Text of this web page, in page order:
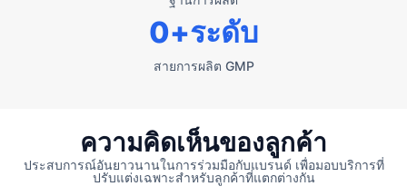
สายการผลิต GMP
0+ระดับ
ความคิดเห็นของลูกค้า
ประสบการณ์อันยาวนานในการร่วมมือกับแบรนด์ เพื่อมอบบริการที่
ปรับแต่งเฉพาะสำหรับลูกค้าที่แตกต่างกัน